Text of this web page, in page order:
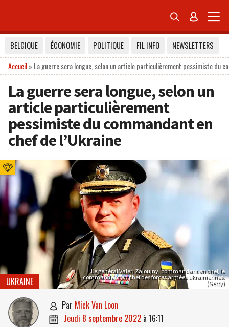
 
BELGIQUE ÉCONOMIE POLITIQUE FIL INFO
NEWSLETTERS
Accueil» La guerre sera longue, selon un article particulièrement pessimiste du
La guerre sera longue, selon un
article particulièrement
pessimiste du commandant en
chef de l’Ukraine
Le général Valeri Zaloujny, commandant en chef, le
commandant en chef des forces armées ukrainiennes.
(Getty)
UKRAINE
 par Mick Van Loon
 jeudi 8 septembre 2022 à 16:11